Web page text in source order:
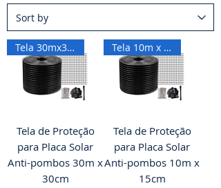
Tela 30mx30cm
Tela de Proteção
para Placa Solar
Anti-pombos 30m x
30cm
Tela 10m x 15cm
Tela de Proteção
para Placa Solar
Anti-pombos 10m x
15cm